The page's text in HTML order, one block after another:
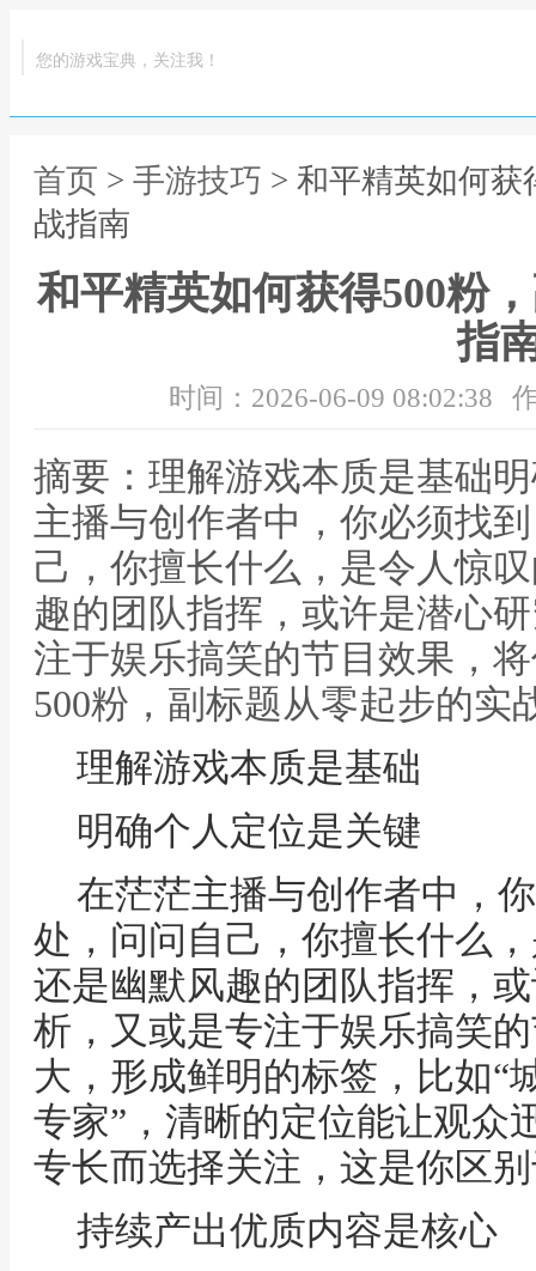
您的游戏宝典，关注我！
首页 > 手游技巧 > 和平精英如何获
战指南
和平精英如何获得500粉
指
时间：2026-06-09 08:02:38
摘要：理解游戏本质是基础
主播与创作者中，你必须找
己，你擅长什么，是令人惊
趣的团队指挥，或许是潜心
注于娱乐搞笑的节目效果，
500粉，副标题从零起步的实
理解游戏本质是基础
明确个人定位是关键
在茫茫主播与创作者中，
处，问问自己，你擅长什么
还是幽默风趣的团队指挥，
析，又或是专注于娱乐搞笑
大，形成鲜明的标签，比如“
专家”，清晰的定位能让观众
专长而选择关注，这是你区
持续产出优质内容是核心